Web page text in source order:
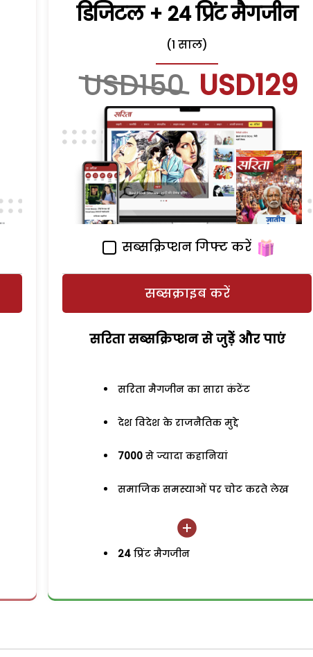
डिजिटल + 24 प्रिंट मैगजीन
(1 साल)
USD150 USD129
सब्सक्रिप्शन गिफ्ट करें
सब्सक्राइब करें
सरिता सब्सक्रिप्शन से जुड़ेें और पाएं
सरिता मैगजीन का सारा कंटेंट
देश विदेश के राजनैतिक मुद्दे
7000 से ज्यादा कहानियां
समाजिक समस्याओं पर चोट करते लेख
24 प्रिंट मैगजीन